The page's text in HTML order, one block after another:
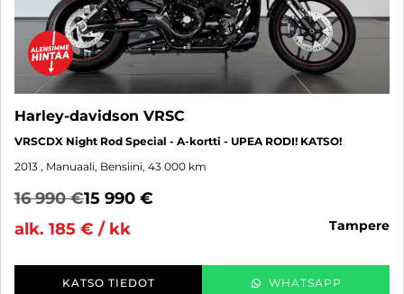
Harley-davidson VRSC
VRSCDX Night Rod Special - A-kortti - UPEA RODI! KATSO!
2013 , Manuaali, Bensiini, 43 000 km
16 990 €15 990 €
alk. 185 € / kk
tampere
KATSO TIEDOT WHATSAPP